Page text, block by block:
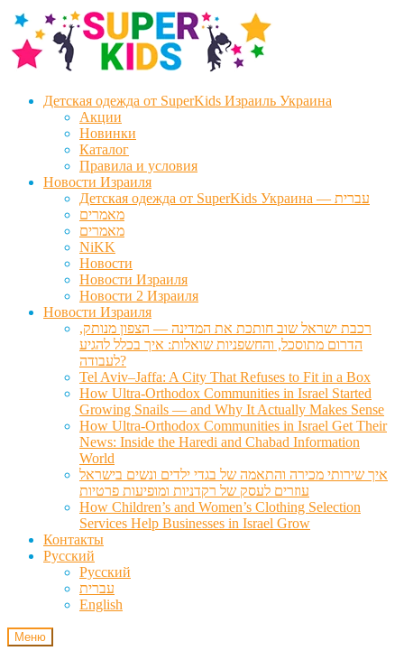
Перейти
навигации
Перейти
содержимому
Детская одежда от SuperKids Израиль Украина
Акции
Новинки
Каталог
Правила и условия
Новости Израиля
Детская одежда от SuperKids Украина — עברית
מאמרים
מאמרים
NiKK
Новости
Новости Израиля
Новости 2 Израиля
Новости Израиля
רכבת ישראל שוב חותכת את המדינה — הצפון מנותק,
הדרום מתוסכל, והחשפניות שואלות: איך בכלל להגיע
לעבודה?
Tel Aviv–Jaffa: A City That Refuses to Fit in a Box
How Ultra-Orthodox Communities in Israel Started
Growing Snails — and Why It Actually Makes Sense
How Ultra-Orthodox Communities in Israel Get Their
News: Inside the Haredi and Chabad Information
World
איך שירותי מכירה והתאמה של בגדי ילדים ונשים בישראל
עוזרים לעסק של רקדניות ומופיעות פרטיות
How Children’s and Women’s Clothing Selection
Services Help Businesses in Israel Grow
Контакты
Русский
Русский
עברית
English
Меню